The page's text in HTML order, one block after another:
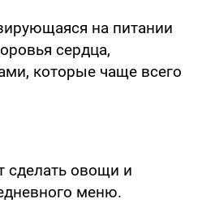
на питании
сердца,
которые чаще всего
сделать овощи и
меню.